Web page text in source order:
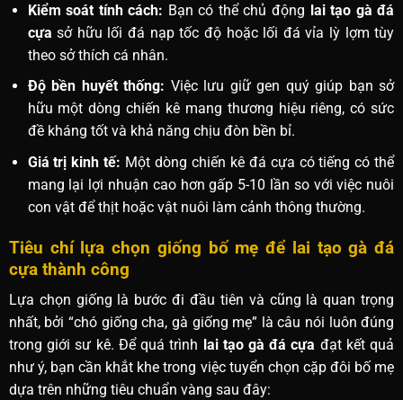
Kiểm soát tính cách: Bạn có thể chủ động lai tạo gà đá
cựa sở hữu lối đá nạp tốc độ hoặc lối đá vỉa lỳ lợm tùy
theo sở thích cá nhân.
Độ bền huyết thống: Việc lưu giữ gen quý giúp bạn sở
hữu một dòng chiến kê mang thương hiệu riêng, có sức
đề kháng tốt và khả năng chịu đòn bền bỉ.
Giá trị kinh tế: Một dòng chiến kê đá cựa có tiếng có thể
mang lại lợi nhuận cao hơn gấp 5-10 lần so với việc nuôi
con vật để thịt hoặc vật nuôi làm cảnh thông thường.
Tiêu chí lựa chọn giống bố mẹ để lai tạo gà đá
cựa thành công
Lựa chọn giống là bước đi đầu tiên và cũng là quan trọng
nhất, bởi “chó giống cha, gà giống mẹ” là câu nói luôn đúng
trong giới sư kê. Để quá trình lai tạo gà đá cựa đạt kết quả
như ý, bạn cần khắt khe trong việc tuyển chọn cặp đôi bố mẹ
dựa trên những tiêu chuẩn vàng sau đây: